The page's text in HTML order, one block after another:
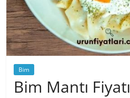
Bim
Bim Mantı Fiyatı